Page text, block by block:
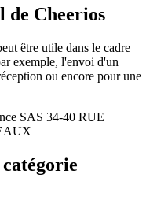
de Cheerios
être utile dans le cadre
exemple, l'envoi d'un
ou encore pour une
SAS 34-40 RUE